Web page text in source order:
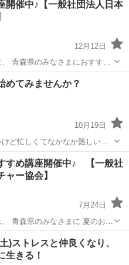
めの1通で1日を元気にスター
催中♪【一般社団法人日本
12月12日
青森県のみなさまにおすすめ
他、下記の様々な募集も行っ
と、日程などの詳細情報を見
てみませんか？
10月19日
ど忙しくてなかなか難しい。
員の
の方でも 仕事や作業の
スン
すめ講座開催中♪ 【一般社
ャー協会】
7月24日
県のみなさまに 夏のおす
のおすすめ講
)ストレスと仲良くなり、
生きる！